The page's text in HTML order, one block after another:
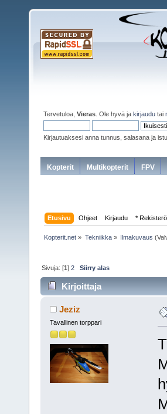
Tervetuloa, Vieras . Ole hyvä ja kirjaudu tai
Kirjautuaksesi anna tunnus, salasana ja
Kopterit Multikopterit FPV
Etusivu Ohjeet Kirjaudu *
Kopterit.net » Tekniikka» Ilmakuvaus
Sivuja: [1]2 Siirry alas
Kirjoittaja
Jeziz
Tavallinen torppari